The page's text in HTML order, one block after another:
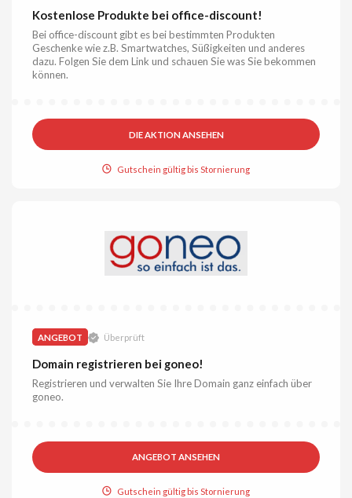
Kostenlose Produkte bei office-discount!
Bei office-discount gibt es bei bestimmten Produkten
Geschenke wie z.B. Smartwatches, Süßigkeiten und anderes
dazu. Folgen Sie dem Link und schauen Sie was Sie bekommen
können.
DIE AKTION ANSEHEN
Gutschein gültig bis Stornierung
ANGEBOT Überprüft
Domain registrieren bei goneo!
Registrieren und verwalten Sie Ihre Domain ganz einfach über
goneo.
ANGEBOT ANSEHEN
Gutschein gültig bis Stornierung